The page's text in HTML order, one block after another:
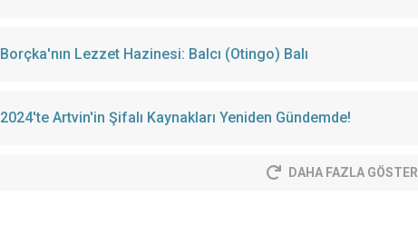
Borçka'nın Lezzet Hazinesi: Balcı (Otingo) Balı
2024'te Artvin'in Şifalı Kaynakları Yeniden Gündemde!
DAHA FAZLA GÖSTER